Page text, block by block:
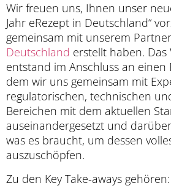
Wir freuen uns, Ihnen unser
Jahr eRezept in Deutschland“
gemeinsam mit unserem Partner
Deutschland erstellt haben.
entstand im Anschluss an einen
dem wir uns gemeinsam mit
regulatorischen, technischen
Bereichen mit dem aktuellen
auseinandergesetzt und
was es braucht, um dessen
auszuschöpfen.
Zu den Key Take-aways gehören: